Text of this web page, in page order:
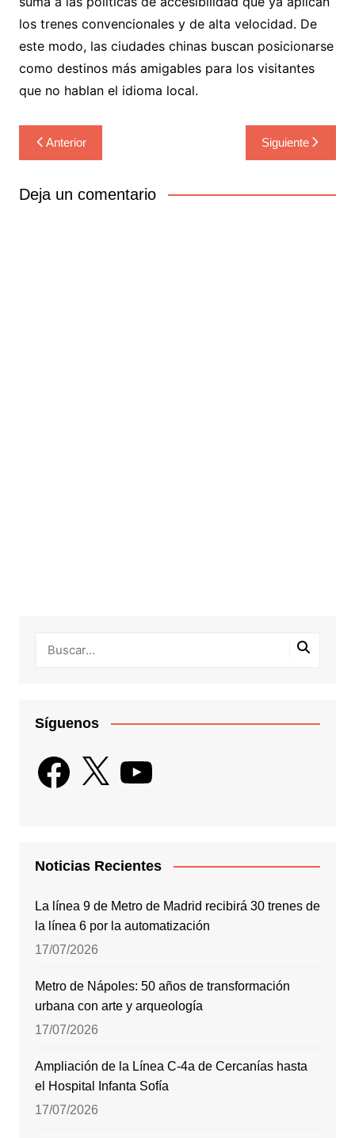
los trenes convencionales y de alta velocidad. De
este modo, las ciudades chinas buscan posicionarse
como destinos más amigables para los visitantes
que no hablan el idioma local.
Navegación
de
entradas
Anterior Siguiente
Deja un comentario
Síguenos
Facebook
X YouTube
Noticias Recientes
La línea 9 de Metro de Madrid recibirá 30 trenes de
la línea 6 por la automatización
17/07/2026
Metro de Nápoles: 50 años de transformación
urbana con arte y arqueología
17/07/2026
Ampliación de la Línea C-4a de Cercanías hasta
el Hospital Infanta Sofía
17/07/2026